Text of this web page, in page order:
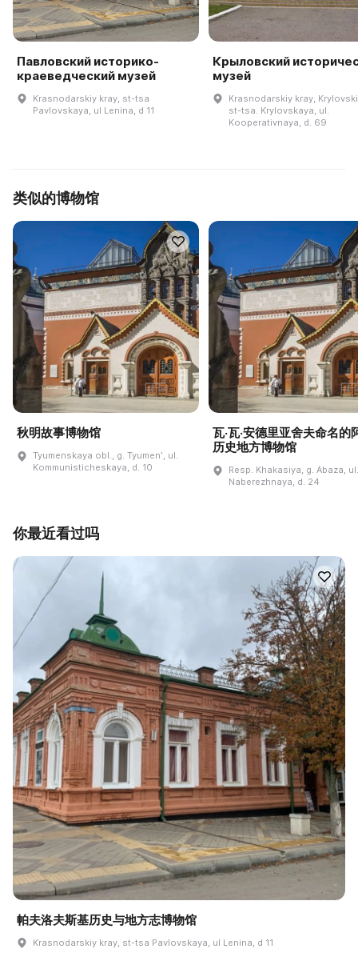
Павловский историко-
краеведческий музей
Krasnodarskiy kray, st-tsa
Pavlovskaya, ul Lenina, d 11
Крыловский
музей
Krasnodarskiy kray,
st-tsa. Krylovskaya, ul.
Kooperativnaya, d. 69
类似的博物馆
秋明故事博物馆
Tyumenskaya obl., g. Tyumenʹ, ul.
Kommunisticheskaya, d. 10
瓦·瓦·安德里亚舍夫命名的
历史地方博物馆
Resp. Khakasiya, g. Abaza, ul.
Naberezhnaya, d. 24
你最近看过吗
帕夫洛夫斯基历史与地方志博物馆
Krasnodarskiy kray, st-tsa Pavlovskaya, ul Lenina, d 11